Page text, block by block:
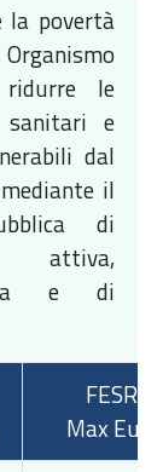
la povertà
le
sanitari e
dal
il
di
attiva,
e di
FESR
Max Euro